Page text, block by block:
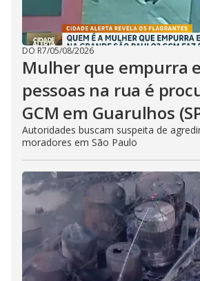
DO R7/05/08/2026
Mulher que empurra
pessoas na rua é
GCM em Guarulhos
Autoridades buscam suspeita de
moradores em São Paulo